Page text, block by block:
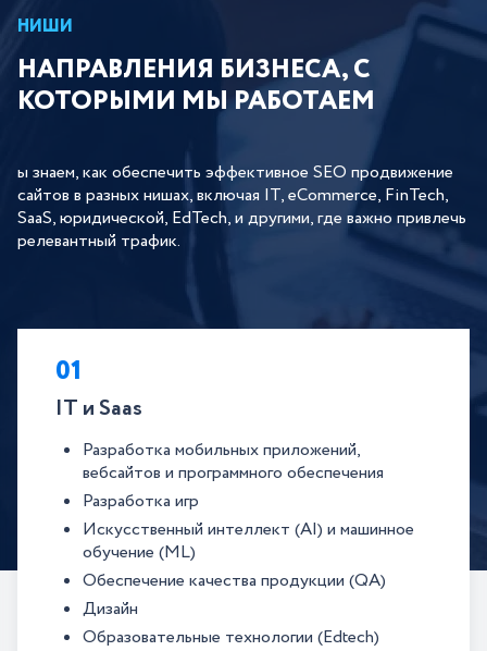
НИШИ
НАПРАВЛЕНИЯ БИЗНЕСА, С
КОТОРЫМИ МЫ РАБОТАЕМ
ы знаем, как обеспечить эффективное SEO продвижение
сайтов в разных нишах, включая IT, eCommerce, FinTech,
SaaS, юридической, EdTech, и другими, где важно привлечь
релевантный трафик.
01
ІТ и Saas
Разработка мобильных приложений,
вебсайтов и программного обеспечения
Разработка игр
Искусственный интеллект (AI) и машинное
обучение (ML)
Обеспечение качества продукции (QA)
Дизайн
Образовательные технологии (Edtech)